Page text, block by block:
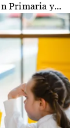
Primaria y...